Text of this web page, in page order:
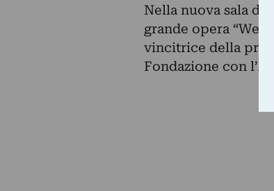
Nella nuova sala di
grande opera “We
vincitrice della
Fondazione con